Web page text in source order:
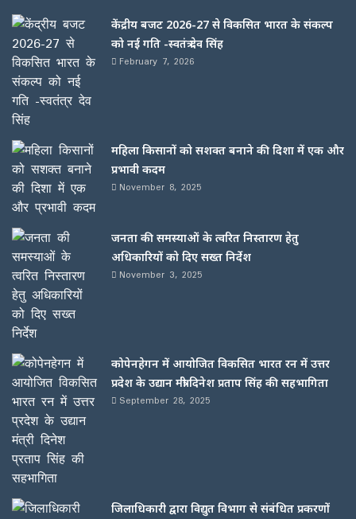
केंद्रीय बजट 2026-27 से विकसित भारत के संकल्प
को नई गति -स्वतंत्र देव सिंह
February 7, 2026
महिला किसानों को सशक्त बनाने की दिशा में एक और
प्रभावी कदम
November 8, 2025
जनता की समस्याओं के त्वरित निस्तारण हेतु
अधिकारियों को दिए सख्त निर्देश
November 3, 2025
कोपेनहेगन में आयोजित विकसित भारत रन में उत्तर
प्रदेश के उद्यान मंत्री दिनेश प्रताप सिंह की सहभागिता
September 28, 2025
जिलाधिकारी द्वारा विद्युत विभाग से संबंधित प्रकरणों